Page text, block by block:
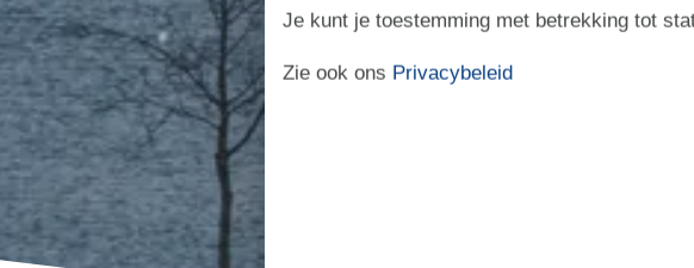
Je kunt je toestemming met betrekking tot
Zie ook ons Privacybeleid